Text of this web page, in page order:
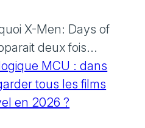
X-Men: Days of
deux fois...
MCU : dans
tous les films
en 2026 ?